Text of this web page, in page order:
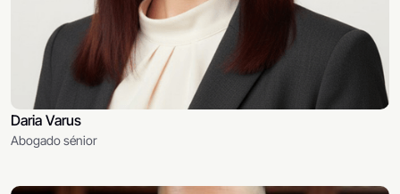
Daria Varus
Abogado sénior